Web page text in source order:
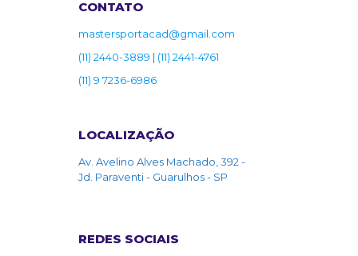
CONTATO
mastersportacad@gmail.com
(11) 2440-3889 | (11) 2441-4761
(11) 9 7236-6986
LOCALIZAÇÃO
Av. Avelino Alves Machado, 392 -
Jd. Paraventi - Guarulhos - SP
REDES SOCIAIS